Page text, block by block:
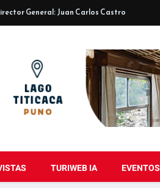
General: Juan Carlos Castro
TURIWEB IA EVENTOS